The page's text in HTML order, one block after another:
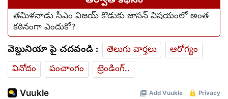
తమిళనాడు సీఎం విజయ్ కొడుకు జాసన్ విషయంలో అంత
కఠినంగా ఎందుకో?
వెబ్దునియా పై చదవండి : తెలుగు వార్తలు
ఆరోగ్యం
వినోదం
పంచాంగం ట్రెండింగ్..